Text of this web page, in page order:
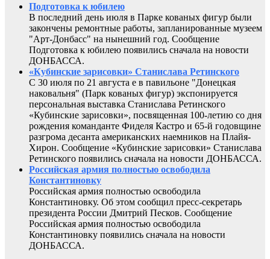
Подготовка к юбилею
В последний день июля в Парке кованых фигур были
закончены ремонтные работы, запланированные музеем
"Арт-Донбасс" на нынешний год. Сообщение
Подготовка к юбилею появились сначала на новости
ДОНБАССА.
«Кубинские зарисовки» Станислава Ретинского
С 30 июля по 21 августа е в павильоне "Донецкая
наковальня" (Парк кованых фигур) экспонируется
персональная выставка Станислава Ретинского
«Кубинские зарисовки», посвященная 100-летию со дня
рождения команданте Фиделя Кастро и 65-й годовщине
разгрома десанта американских наемников на Плайя-
Хирон. Сообщение «Кубинские зарисовки» Станислава
Ретинского появились сначала на новости ДОНБАССА.
Российская армия полностью освободила
Константиновку
Российская армия полностью освободила
Константиновку. Об этом сообщил пресс-секретарь
президента России Дмитрий Песков. Сообщение
Российская армия полностью освободила
Константиновку появились сначала на новости
ДОНБАССА.